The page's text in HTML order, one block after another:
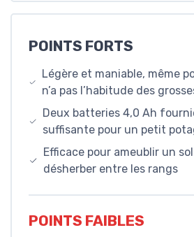
POINTS FORTS
Légère et maniable, même
n’a pas l’habitude des
Deux batteries 4,0 Ah
suffisante pour un petit
Efficace pour ameublir un
désherber entre les rangs
POINTS FAIBLES